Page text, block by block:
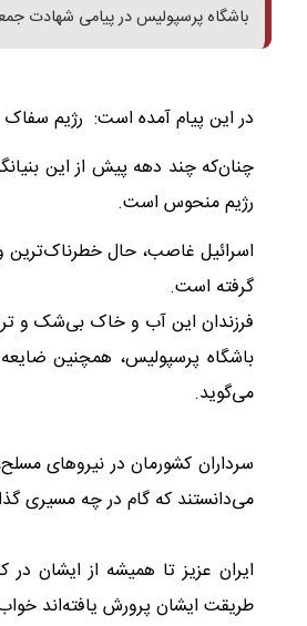
باشگاه پرسپولیس در پیامی شهادت
در این پیام آمده است: رژیم
چنان‌که چند دهه پیش از این
رژیم منحوس است.
اسرائیل غاصب، حال خطرناک‌ترین
گرفته است.
فرزندان این آب و خاک بی‌شک و
باشگاه پرسپولیس، همچنین
می‌گوید.
سرداران کشورمان در نیروهای
می‌دانستند که گام در چه مسیری
ایران عزیز تا همیشه از ایشان
طریقت ایشان پرورش یافته‌اند